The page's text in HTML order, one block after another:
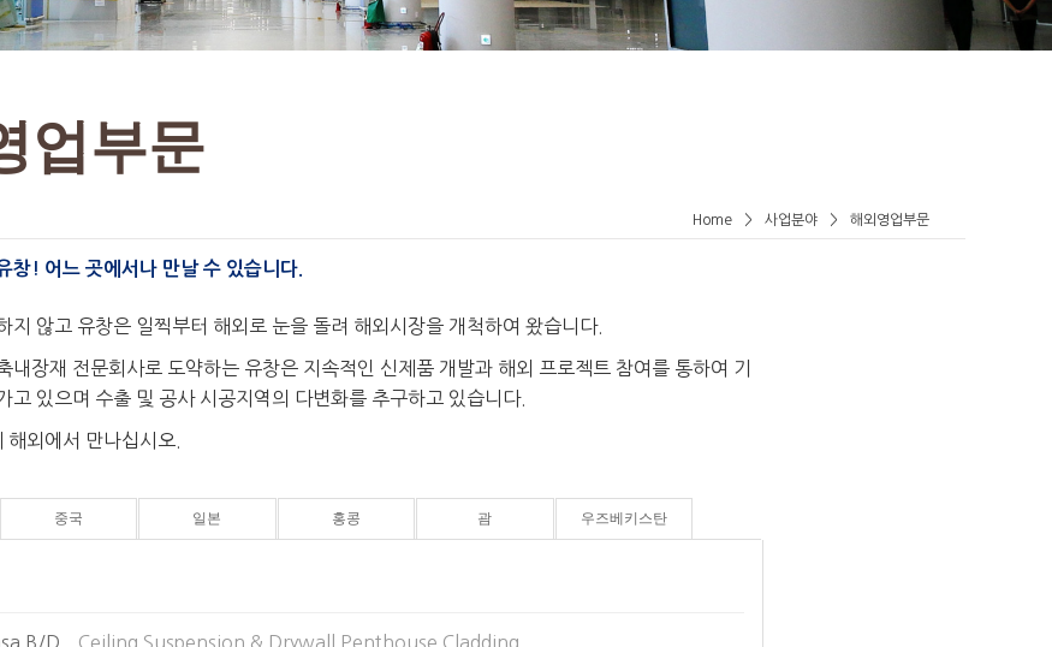
업부문
Home > 사업분야 > 해외영업부문
창! 어느 곳에서나 만날 수 있습니다.
지 않고 유창은 일찍부터 해외로 눈을 돌려 해외시장을 개척하여 왔습니다.
내장재 전문회사로 도약하는 유창은 지속적인 신제품 개발과 해외 프로젝트 참여를 통하여 기
고 있으며 수출 및 공사 시공지역의 다변화를 추구하고 있습니다.
외에서 만나십시오.
중국 일본 홍콩 괌 우즈베키스탄
B/D Ceiling Suspension & Drywall Penthouse Cladding